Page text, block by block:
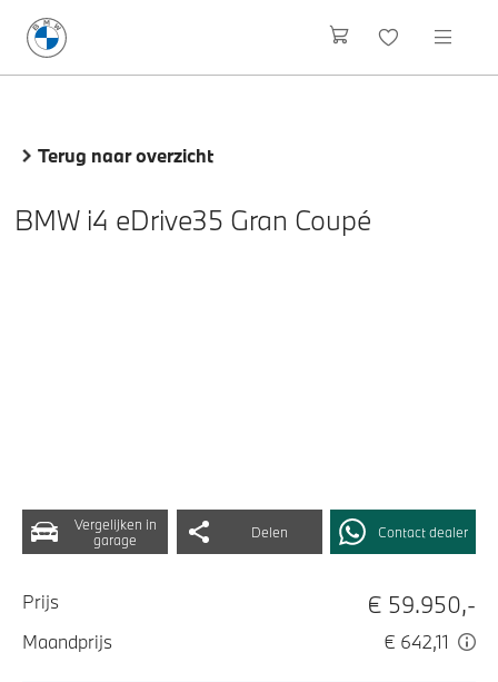
Terug naar overzicht
BMW i4 eDrive35 Gran Coupé
Vergelijken in
garage
Delen Contact dealer
Prijs € 59.950,-
Maandprijs € 642,11